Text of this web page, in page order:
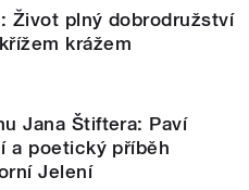
Život plný dobrodružství
krážem
Jana Štiftera: Paví
a poetický příběh
Jelení